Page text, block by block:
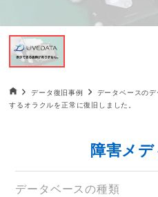
データ復旧HOME
データ復旧事例 データベースの
するオラクルを正常に復旧しました。
障害メ
データベースの種類